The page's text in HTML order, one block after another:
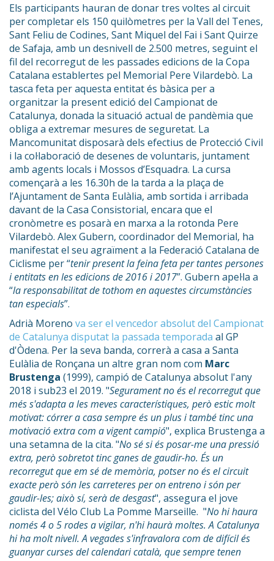
Els participants hauran de donar tres voltes al circuit
per completar els 150 quilòmetres per la Vall del Tenes,
Sant Feliu de Codines, Sant Miquel del Fai i Sant Quirze
de Safaja, amb un desnivell de 2.500 metres, seguint el
fil del recorregut de les passades edicions de la Copa
Catalana establertes pel Memorial Pere Vilardebò. La
tasca feta per aquesta entitat és bàsica per a
organitzar la present edició del Campionat de
Catalunya, donada la situació actual de pandèmia que
obliga a extremar mesures de seguretat. La
Mancomunitat disposarà dels efectius de Protecció Civil
i la col·laboració de desenes de voluntaris, juntament
amb agents locals i Mossos d’Esquadra. La cursa
començarà a les 16.30h de la tarda a la plaça de
l’Ajuntament de Santa Eulàlia, amb sortida i arribada
davant de la Casa Consistorial, encara que el
cronòmetre es posarà en marxa a la rotonda Pere
Vilardebò. Alex Gubern, coordinador del Memorial, ha
manifestat el seu agraïment a la Federació Catalana de
Ciclisme per “tenir present la feina feta per tantes persones
i entitats en les edicions de 2016 i 2017”. Gubern apel·la a
“la responsabilitat de tothom en aquestes circumstàncies
tan especials”.
Adrià Moreno va ser el vencedor absolut del Campionat
de Catalunya disputat la passada temporada al GP
d'Òdena. Per la seva banda, correrà a casa a Santa
Eulàlia de Ronçana un altre gran nom com Marc
Brustenga (1999), campió de Catalunya absolut l'any
2018 i sub23 el 2019. "Segurament no és el recorregut que
més s'adapta a les meves característiques, però estic molt
motivat: córrer a casa sempre és un plus i també tinc una
motivació extra com a vigent campió", explica Brustenga a
una setamna de la cita. "No sé si és posar-me una pressió
extra, però sobretot tinc ganes de gaudir-ho. És un
recorregut que em sé de memòria, potser no és el circuit
exacte però són les carreteres per on entreno i són per
gaudir-les; això sí, serà de desgast", assegura el jove
ciclista del Vélo Club La Pomme Marseille. "No hi haura
només 4 o 5 rodes a vigilar, n'hi haurà moltes. A Catalunya
hi ha molt nivell. A vegades s'infravalora com de difícil és
guanyar curses del calendari català, que sempre tenen